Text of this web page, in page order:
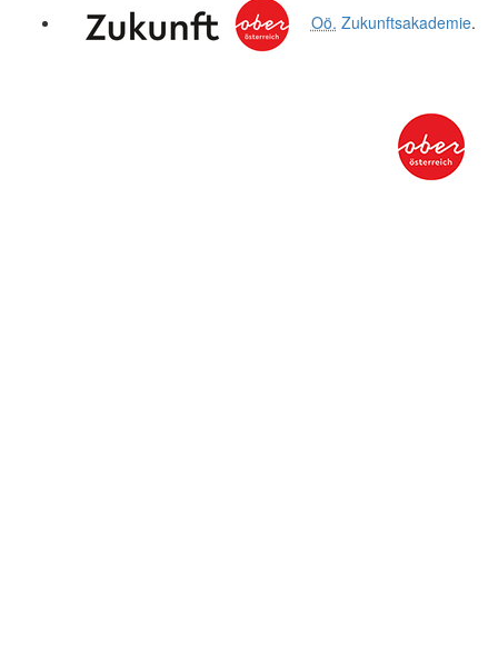
Oö. Zukunftsakademie.